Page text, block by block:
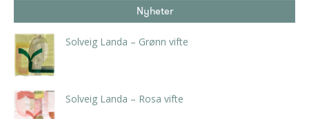
Nyheter
Solveig Landa – Grønn vifte
Solveig Landa – Rosa vifte